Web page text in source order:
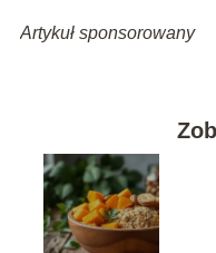
Artykuł sponsorowany